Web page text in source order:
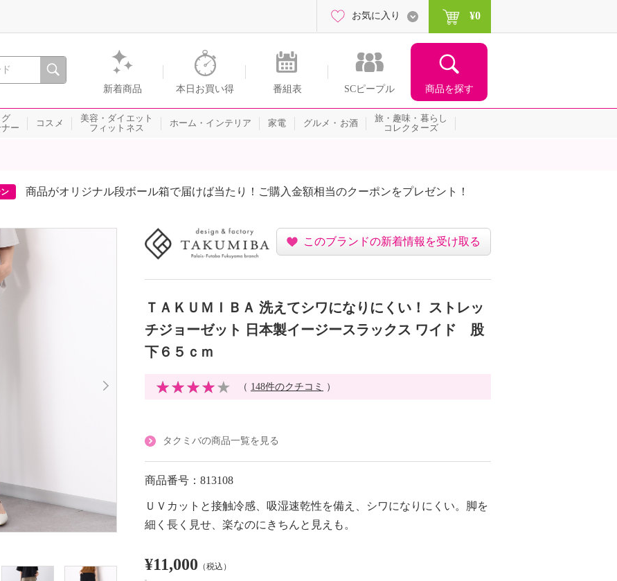
。通販・テレビショッピングのショップチャンネル
新着商品 本日お買い得 番組表 SCピープル 商品を探す
お気に入り ¥0
ー
コスメ
美容・ダイエット
フィットネス
ホーム・インテリア 家電 グルメ・お酒
旅・趣味・暮らし
コレクターズ
商品がオリジナル段ボール箱で届けば当たり！ご購入金額相当のクーポンをプレゼント！
このブランドの新着情報を受け取る
ＴＡＫＵＭＩＢＡ 洗えてシワになりにくい！ ストレッ
チジョーゼット 日本製イージースラックス ワイド 股
下６５ｃｍ
（ 148件のクチコミ ）
タクミバの商品一覧を見る
商品番号：813108
ＵＶカットと接触冷感、吸湿速乾性を備え、シワになりにくい。脚を
細く長く見せ、楽なのにきちんと見えも。
¥11,000 （税込）